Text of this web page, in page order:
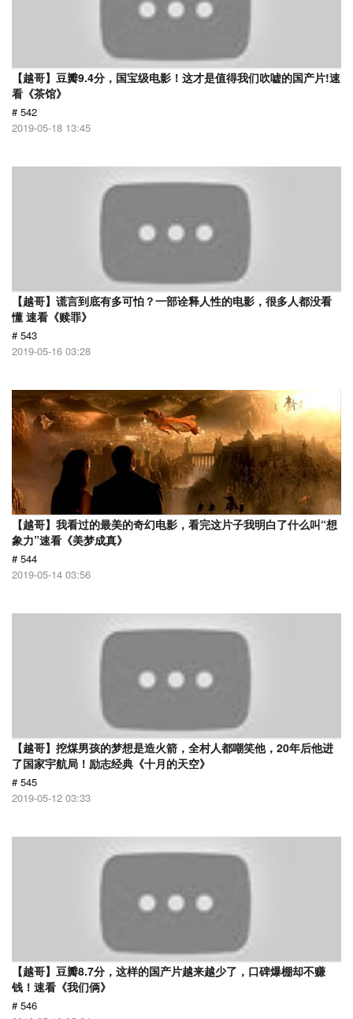
【越哥】豆瓣9.4分，国宝级电影！这才是值得我们吹嘘的国产片!速
看《茶馆》
# 542
2019-05-18 13:45
【越哥】谎言到底有多可怕？一部诠释人性的电影，很多人都没看
懂 速看《赎罪》
# 543
2019-05-16 03:28
【越哥】我看过的最美的奇幻电影，看完这片子我明白了什么叫“想
象力”速看《美梦成真》
# 544
2019-05-14 03:56
【越哥】挖煤男孩的梦想是造火箭，全村人都嘲笑他，20年后他进
了国家宇航局！励志经典《十月的天空》
# 545
2019-05-12 03:33
【越哥】豆瓣8.7分，这样的国产片越来越少了，口碑爆棚却不赚
钱！速看《我们俩》
# 546